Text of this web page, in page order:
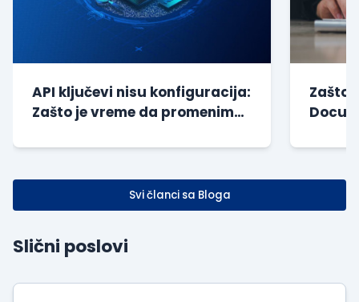
API ključevi nisu konfiguracija:
Zašto je vreme da promenimo
Zašto
Svi članci sa Bloga
Slični poslovi